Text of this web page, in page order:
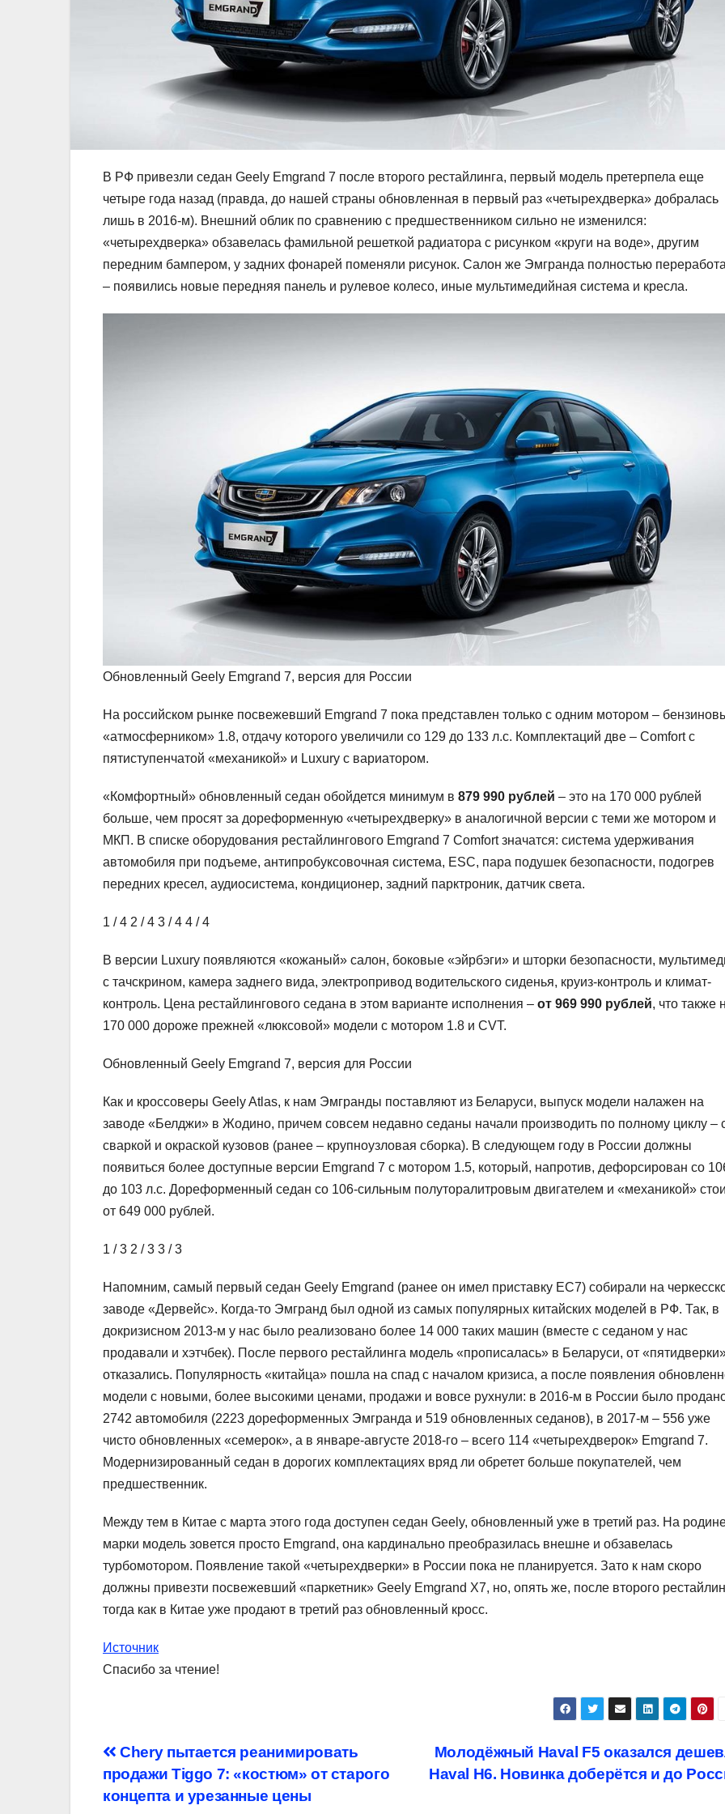
В РФ привезли седан Geely Emgrand 7 после второго рестайлинга, первый модель претерпела еще
четыре года назад (правда, до нашей страны обновленная в первый раз «четырехдверка» добралась
лишь в 2016-м). Внешний облик по сравнению с предшественником сильно не изменился:
«четырехдверка» обзавелась фамильной решеткой радиатора с рисунком «круги на воде», другим
передним бампером, у задних фонарей поменяли рисунок. Салон же Эмгранда полностью
– появились новые передняя панель и рулевое колесо, иные мультимедийная система и кресла.
Обновленный Geely Emgrand 7, версия для России
На российском рынке посвежевший Emgrand 7 пока представлен только с одним мотором –
«атмосферником» 1.8, отдачу которого увеличили со 129 до 133 л.с. Комплектаций две – Comfort с
пятиступенчатой «механикой» и Luxury с вариатором.
«Комфортный» обновленный седан обойдется минимум в 879 990 рублей – это на 170 000 рублей
больше, чем просят за дореформенную «четырехдверку» в аналогичной версии с теми же мотором и
МКП. В списке оборудования рестайлингового Emgrand 7 Comfort значатся: система удерживания
автомобиля при подъеме, антипробуксовочная система, ESC, пара подушек безопасности, подогрев
передних кресел, аудиосистема, кондиционер, задний парктроник, датчик света.
1 / 4 2 / 4 3 / 4 4 / 4
В версии Luxury появляются «кожаный» салон, боковые «эйрбэги» и шторки безопасности,
с тачскрином, камера заднего вида, электропривод водительского сиденья, круиз-контроль и климат-
контроль. Цена рестайлингового седана в этом варианте исполнения – от 969 990 рублей, что также
170 000 дороже прежней «люксовой» модели с мотором 1.8 и CVT.
Обновленный Geely Emgrand 7, версия для России
Как и кроссоверы Geely Atlas, к нам Эмгранды поставляют из Беларуси, выпуск модели налажен на
заводе «Белджи» в Жодино, причем совсем недавно седаны начали производить по полному циклу –
сваркой и окраской кузовов (ранее – крупноузловая сборка). В следующем году в России должны
появиться более доступные версии Emgrand 7 с мотором 1.5, который, напротив, дефорсирован со
до 103 л.с. Дореформенный седан со 106-сильным полуторалитровым двигателем и «механикой»
от 649 000 рублей.
1 / 3 2 / 3 3 / 3
Напомним, самый первый седан Geely Emgrand (ранее он имел приставку EC7) собирали на
заводе «Дервейс». Когда-то Эмгранд был одной из самых популярных китайских моделей в РФ. Так, в
докризисном 2013-м у нас было реализовано более 14 000 таких машин (вместе с седаном у нас
продавали и хэтчбек). После первого рестайлинга модель «прописалась» в Беларуси, от
отказались. Популярность «китайца» пошла на спад с началом кризиса, а после появления
модели с новыми, более высокими ценами, продажи и вовсе рухнули: в 2016-м в России было
2742 автомобиля (2223 дореформенных Эмгранда и 519 обновленных седанов), в 2017-м – 556 уже
чисто обновленных «семерок», а в январе-августе 2018-го – всего 114 «четырехдверок» Emgrand 7.
Модернизированный седан в дорогих комплектациях вряд ли обретет больше покупателей, чем
предшественник.
Между тем в Китае с марта этого года доступен седан Geely, обновленный уже в третий раз. На
марки модель зовется просто Emgrand, она кардинально преобразилась внешне и обзавелась
турбомотором. Появление такой «четырехдверки» в России пока не планируется. Зато к нам скоро
должны привезти посвежевший «паркетник» Geely Emgrand X7, но, опять же, после второго
тогда как в Китае уже продают в третий раз обновленный кросс.
Источник
Спасибо за чтение!
Навигация
по
Молодёжный Haval F5 оказался
Haval H6. Новинка доберётся и до
Chery пытается реанимировать
продажи Tiggo 7: «костюм» от старого
концепта и урезанные цены